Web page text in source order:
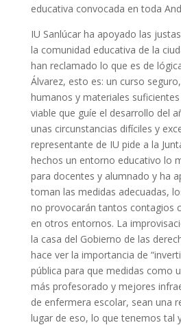
educativa convocada en toda
IU Sanlúcar ha apoyado las
la comunidad educativa de la
han reclamado lo que es de
Álvarez, esto es: un curso
humanos y materiales
viable que guíe el desarrollo del
unas circunstancias difíciles y
representante de IU pide a la
hechos un entorno educativo lo
para docentes y alumnado y ha
toman las medidas adecuadas,
no provocarán tantos contagios
en otros entornos. La
la casa del Gobierno de las
hace ver la importancia de
pública para que medidas como
más profesorado y mejores
de enfermera escolar, sean una
lugar de eso, lo que tenemos tal